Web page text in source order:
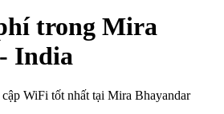
trong Mira
India
WiFi tốt nhất tại Mira Bhayandar